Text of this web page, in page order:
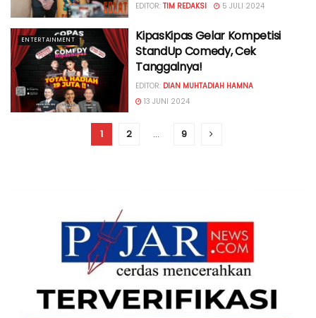
EDITOR: TIM REDAKSI 5 JULI 2024
ENTERTAINMENT
KipasKipas Gelar Kompetisi
StandUp Comedy, Cek
Tanggalnya!
EDITOR: DIAN MUHTADIAH HAMNA
13 JUNI 2024
1 2 … 9